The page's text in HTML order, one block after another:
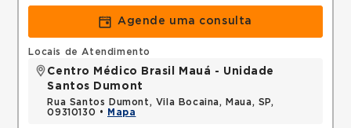
Agende uma consulta
Locais de Atendimento
Centro Médico Brasil Mauá - Unidade
Santos Dumont
Rua Santos Dumont, Vila Bocaina, Maua, SP,
09310130 •
Mapa